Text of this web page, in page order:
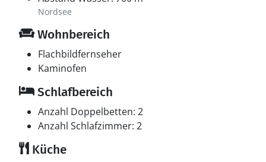
Nordsee
Wohnbereich
Flachbildfernseher
Kaminofen
Schlafbereich
Anzahl Doppelbetten: 2
Anzahl Schlafzimmer: 2
Küche